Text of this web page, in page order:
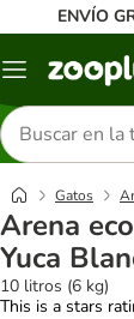
ENVÍO
Menú
Buscar
productos
Gatos
Arena
Yuca
10 litros (6 kg)
This is a stars